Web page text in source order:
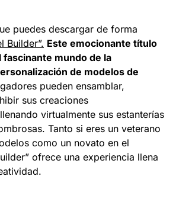
puedes descargar de forma
Builder”. Este emocionante título
mundo de la
de modelos de
pueden ensamblar,
sus creaciones
virtualmente sus estanterías
Tanto si eres un veterano
como un novato en el
ofrece una experiencia llena